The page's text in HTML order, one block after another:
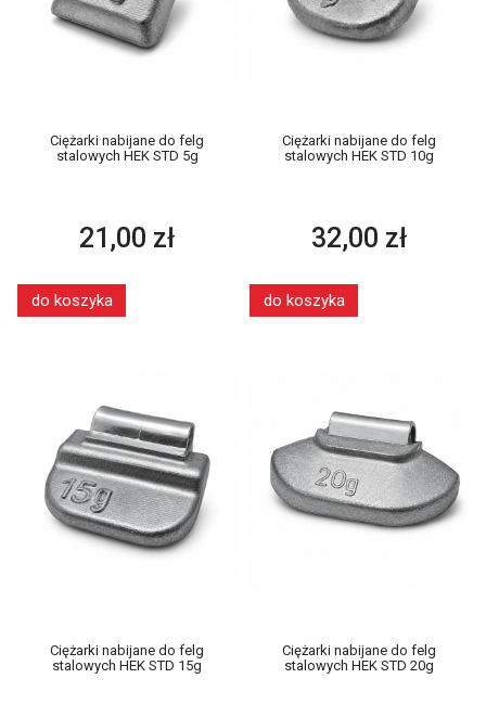
Ciężarki nabijane do felg
stalowych HEK STD 5g
21,00 zł
do koszyka
Ciężarki nabijane do felg
stalowych HEK STD 10g
32,00 zł
do koszyka
Ciężarki nabijane do felg
stalowych HEK STD 15g
Ciężarki nabijane do felg
stalowych HEK STD 20g